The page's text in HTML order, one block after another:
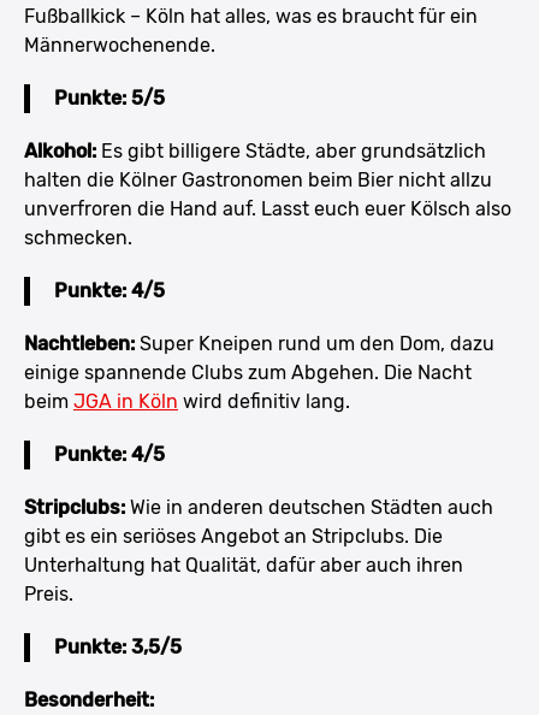
Fußballkick – Köln hat alles, was es braucht für ein
Männerwochenende.
Punkte: 5/5
Alkohol: Es gibt billigere Städte, aber grundsätzlich
halten die Kölner Gastronomen beim Bier nicht allzu
unverfroren die Hand auf. Lasst euch euer Kölsch also
schmecken.
Punkte: 4/5
Nachtleben: Super Kneipen rund um den Dom, dazu
einige spannende Clubs zum Abgehen. Die Nacht
beim JGA in Köln wird definitiv lang.
Punkte: 4/5
Stripclubs: Wie in anderen deutschen Städten auch
gibt es ein seriöses Angebot an Stripclubs. Die
Unterhaltung hat Qualität, dafür aber auch ihren
Preis.
Punkte: 3,5/5
Besonderheit: